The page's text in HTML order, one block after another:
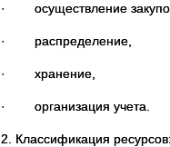
· осуществление
· распределение,
· хранение,
· организация учета.
2. Классификация